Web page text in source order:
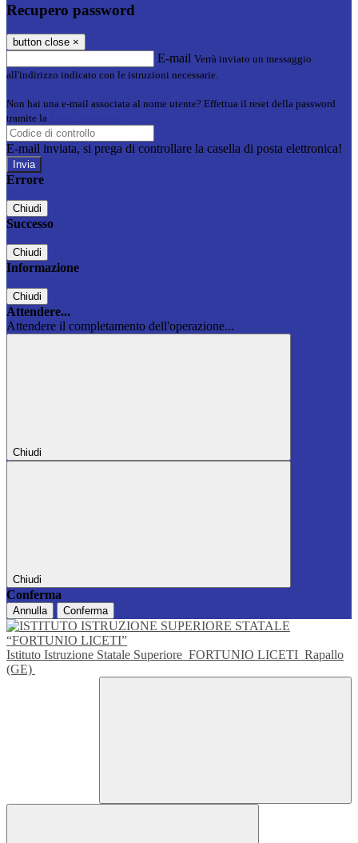
Recupero password
button close ×
E-mail Verrà inviato un messaggio
all'indirizzo indicato con le istruzioni necessarie.
Non hai una e-mail associata al nome utente? Effettua il reset della password
tramite la
E-mail inviata, si prega di controllare la casella di posta elettronica!
Errore
Chiudi
Successo
Chiudi
Informazione
Chiudi
Attendere...
Attendere il completamento dell'operazione...
Chiudi
Chiudi
Conferma
Annulla Conferma
Istituto Istruzione Statale Superiore FORTUNIO LICETI Rapallo
(GE)